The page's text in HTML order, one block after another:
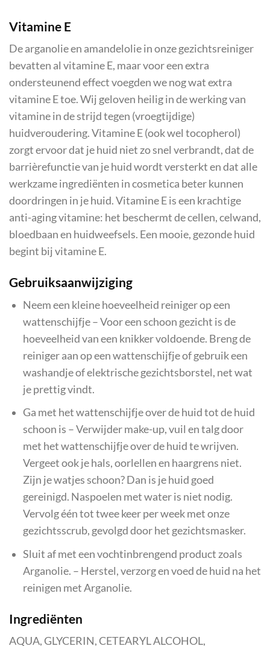
Vitamine E
De arganolie en amandelolie in onze gezichtsreiniger
bevatten al vitamine E, maar voor een extra
ondersteunend effect voegden we nog wat extra
vitamine E toe. Wij geloven heilig in de werking van
vitamine in de strijd tegen (vroegtijdige)
huidveroudering. Vitamine E (ook wel tocopherol)
zorgt ervoor dat je huid niet zo snel verbrandt, dat de
barrièrefunctie van je huid wordt versterkt en dat alle
werkzame ingrediënten in cosmetica beter kunnen
doordringen in je huid. Vitamine E is een krachtige
anti-aging vitamine: het beschermt de cellen, celwand,
bloedbaan en huidweefsels. Een mooie, gezonde huid
begint bij vitamine E.
Gebruiksaanwijziging
Neem een kleine hoeveelheid reiniger op een
wattenschijfje – Voor een schoon gezicht is de
hoeveelheid van een knikker voldoende. Breng de
reiniger aan op een wattenschijfje of gebruik een
washandje of elektrische gezichtsborstel, net wat
je prettig vindt.
Ga met het wattenschijfje over de huid tot de huid
schoon is – Verwijder make-up, vuil en talg door
met het wattenschijfje over de huid te wrijven.
Vergeet ook je hals, oorlellen en haargrens niet.
Zijn je watjes schoon? Dan is je huid goed
gereinigd. Naspoelen met water is niet nodig.
Vervolg één tot twee keer per week met onze
gezichtsscrub, gevolgd door het gezichtsmasker.
Sluit af met een vochtinbrengend product zoals
Arganolie. – Herstel, verzorg en voed de huid na het
reinigen met Arganolie.
Ingrediënten
AQUA, GLYCERIN, CETEARYL ALCOHOL,